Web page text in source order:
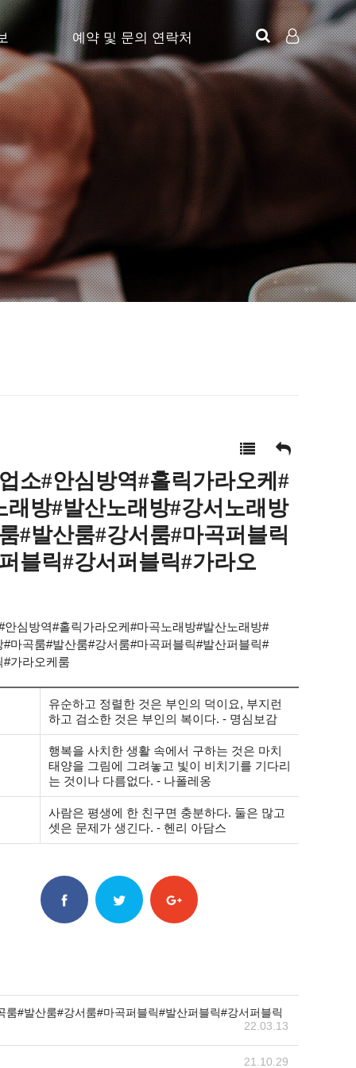
LOG IN
SIGN UP
예약 및 문의 연락처
소#안심방역#홀릭가라오케#
래방#발산노래방#강서노래방
#발산룸#강서룸#마곡퍼블릭
블릭#강서퍼블릭#가라오
안심방역#홀릭가라오케#마곡노래방#발산노래방#
마곡룸#발산룸#강서룸#마곡퍼블릭#발산퍼블릭#
가라오케룸
유순하고 정렬한 것은 부인의 덕이요, 부지런
하고 검소한 것은 부인의 복이다. - 명심보감
행복을 사치한 생활 속에서 구하는 것은 마치
태양을 그림에 그려놓고 빛이 비치기를 기다리
는 것이나 다름없다. - 나폴레옹
사람은 평생에 한 친구면 충분하다. 둘은 많고
셋은 문제가 생긴다. - 헨리 아담스
#발산룸#강서룸#마곡퍼블릭#발산퍼블릭#강서퍼블릭
22.03.13
21.10.29